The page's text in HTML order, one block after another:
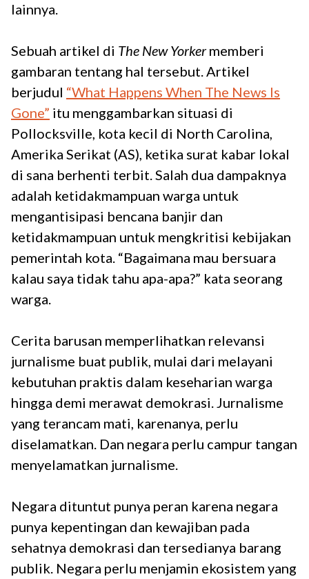
lainnya.
Sebuah artikel di The New Yorkermemberi
gambaran tentang hal tersebut. Artikel
berjudul “What Happens When The News Is
Gone” itu menggambarkan situasi di
Pollocksville, kota kecil di North Carolina,
Amerika Serikat (AS), ketika surat kabar lokal
di sana berhenti terbit. Salah dua dampaknya
adalah ketidakmampuan warga untuk
mengantisipasi bencana banjir dan
ketidakmampuan untuk mengkritisi kebijakan
pemerintah kota. “Bagaimana mau bersuara
kalau saya tidak tahu apa-apa?” kata seorang
warga.
Cerita barusan memperlihatkan relevansi
jurnalisme buat publik, mulai dari melayani
kebutuhan praktis dalam keseharian warga
hingga demi merawat demokrasi. Jurnalisme
yang terancam mati, karenanya, perlu
diselamatkan. Dan negara perlu campur tangan
menyelamatkan jurnalisme.
Negara dituntut punya peran karena negara
punya kepentingan dan kewajiban pada
sehatnya demokrasi dan tersedianya barang
publik. Negara perlu menjamin ekosistem yang